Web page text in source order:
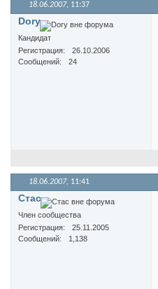
18.06.2007, 11:37
Dory
Кандидат
Регистрация
26.10.2006
Сообщений
24
18.06.2007, 11:41
Стас
Член сообщества
Регистрация
25.11.2005
Сообщений
1,138